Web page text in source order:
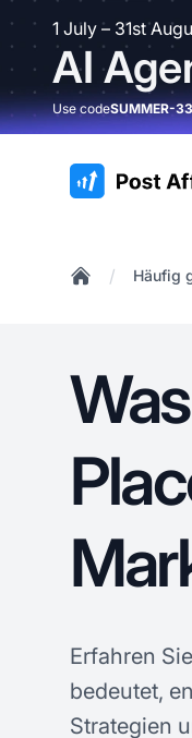
1 July – 31st
AI
Use codeSUMMER-
:site.title
/ Häufig
Erfahren
bedeutet,
Strategien